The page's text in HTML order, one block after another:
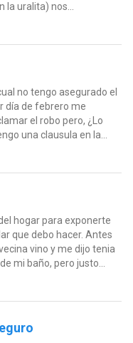
uralita) nos...
no tengo asegurado el
día de febrero me
el robo pero, ¿Lo
una clausula en la...
hogar para exponerte
que debo hacer. Antes
vino y me dijo tenia
mi baño, pero justo...